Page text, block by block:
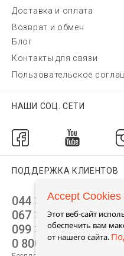
Доставка и оплата
Возврат и обмен
Блог
Контакты для связи
Пользовательское
НАШИ СОЦ. СЕТИ
ПОДДЕРЖКА КЛИЕНТОВ
044 392 44 45
067 344 14 44 (viber)
099 399 23 80
0 800 305 805
Accept
Этот веб-сайт
обеспечить вам
от нашего сайта.